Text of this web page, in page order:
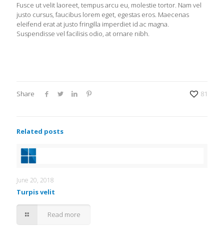
Fusce ut velit laoreet, tempus arcu eu, molestie tortor. Nam vel
justo cursus, faucibus lorem eget, egestas eros. Maecenas
eleifend erat at justo fringilla imperdiet id ac magna.
Suspendisse vel facilisis odio, at ornare nibh.
Share 81
Related posts
June 20, 2018
Turpis velit
Read more